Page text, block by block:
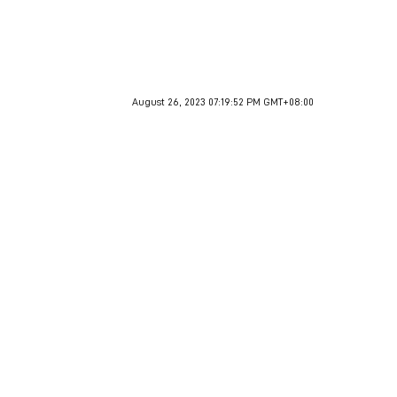
August 26, 2023 07:19:52 PM GMT+08:00